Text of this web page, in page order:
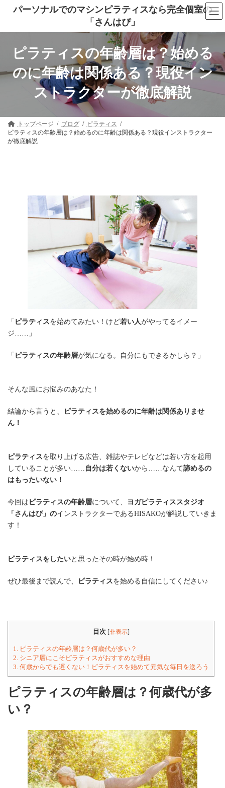
ン
ッ
ー
移
パーソナルでのマシンピラティスなら完全個室の
「さんはぴ」
ピラティスの年齢層は？始める
のに年齢は関係ある？現役イン
ストラクターが徹底解説
トップページ ブログ
ピラティス
ピラティスの年齢層は？始めるのに年齢は関係ある？現役インストラクター
が徹底解説
「 ピラティスを始めてみたい！けど若い人がやってるイメー
ジ……」
「 ピラティスの年齢層が気になる。自分にもできるかしら？」
そんな風にお悩みのあなた！
結論から言うと、
ピラティスを始めるのに年齢は関係ありませ
ん！
ピラティスを取り上げる広告、雑誌やテレビなどは若い方を起用
していることが多い…… 自分は若くないから……なんて諦めるの
はもったいない！
今回は ピラティスの年齢層について、
ヨガピラティススタジオ
「さんはぴ」のインストラクターであるHISAKOが解説していきま
す！
ピラティスをしたいと思ったその時が始め時！
ぜひ最後まで読んで、 ピラティスを始める自信にしてください♪
目次 [非表示]
1.
ピラティスの年齢層は？何歳代が多い？
2. シニア層にこそピラティスがおすすめな理由
3. 何歳からでも遅くない！ピラティスを始めて元気な毎日を送ろう
ピラティスの年齢層は？何歳代が多
い？